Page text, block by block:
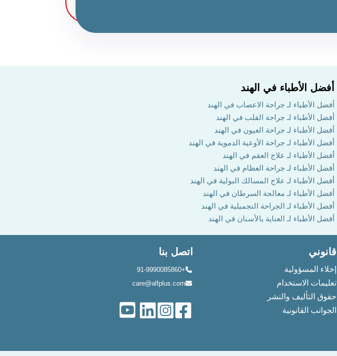
أفضل الأطباء في الهند
أفضل الأطباء لـ جراحة الاعصاب في الهند
أفضل الأطباء لـ جراحة القلب في الهند
أفضل الأطباء لـ جراحة العيون في الهند
أفضل الأطباء لـ جراحة الأوعية الدموية في الهند
أفضل الأطباء لـ علاج العقم في الهند
أفضل الأطباء لـ جراحة العظام في الهند
أفضل الأطباء لـ علاج المسالك البولية في الهند
أفضل الأطباء لـ معالجة السرطان في الهند
أفضل الأطباء لـ الجراحة التجميلية في الهند
أفضل الأطباء لـ العناية بالأسنان في الهند
قانوني
إخلاء المسؤولية
تعليمات الاستخدام
حقوق التأليف والنشر
الجوانب القانونية
اتصل بنا
+91-9990085860
care@alfplus.com